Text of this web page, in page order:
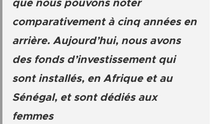
que nous pouvons noter
comparativement à cinq années en
arrière. Aujourd’hui, nous avons
des fonds d’investissement qui
sont installés, en Afrique et au
Sénégal, et sont dédiés aux
femmes